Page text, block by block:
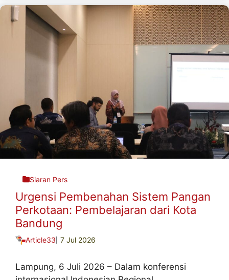
Siaran Pers
Urgensi Pembenahan Sistem Pangan
Perkotaan: Pembelajaran dari Kota
Bandung
Article33 7 Jul 2026
Lampung, 6 Juli 2026 – Dalam konferensi